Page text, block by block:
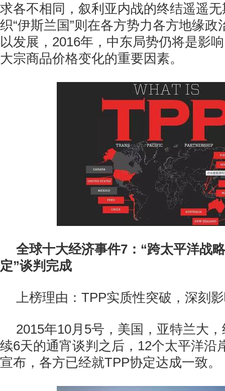
求各不相同，叙利亚内战的终结遥遥
织“伊斯兰国”则在各方势力各方地缘政
以发展，2016年，中东局势仍将是影
大宗商品价格变化的重要因素。
全球十大经济事件7：“跨太平洋战
定”谈判完成
上榜理由：TPP实质性突破，深刻
2015年10月5号，美国，亚特兰大
续6天的通宵谈判之后，12个太平洋沿
宣布，各方已经就TPP协定达成一致。